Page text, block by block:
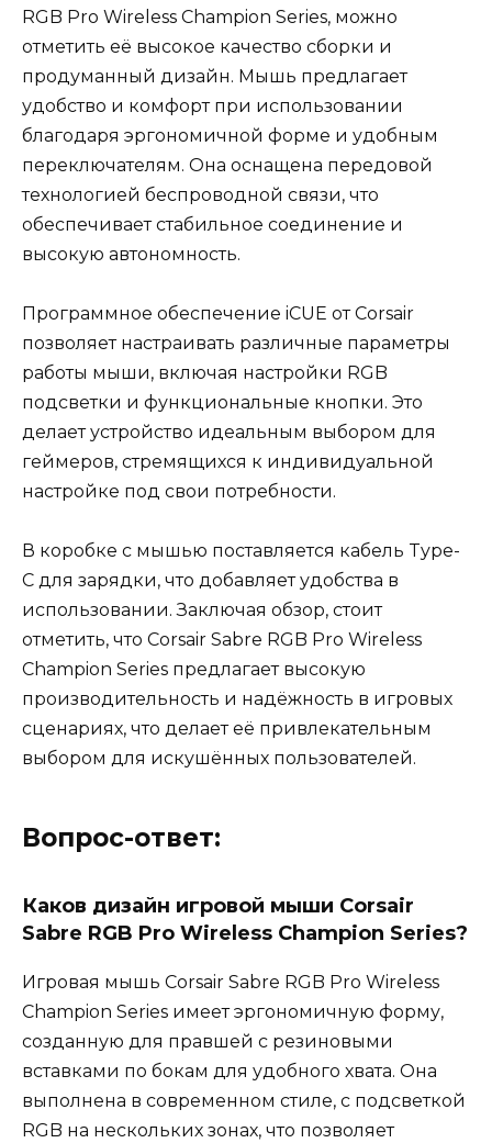
RGB Pro Wireless Champion Series, можно
отметить её высокое качество сборки и
продуманный дизайн. Мышь предлагает
удобство и комфорт при использовании
благодаря эргономичной форме и удобным
переключателям. Она оснащена передовой
технологией беспроводной связи, что
обеспечивает стабильное соединение и
высокую автономность.
Программное обеспечение iCUE от Corsair
позволяет настраивать различные параметры
работы мыши, включая настройки RGB
подсветки и функциональные кнопки. Это
делает устройство идеальным выбором для
геймеров, стремящихся к индивидуальной
настройке под свои потребности.
В коробке с мышью поставляется кабель Type-
C для зарядки, что добавляет удобства в
использовании. Заключая обзор, стоит
отметить, что Corsair Sabre RGB Pro Wireless
Champion Series предлагает высокую
производительность и надёжность в игровых
сценариях, что делает её привлекательным
выбором для искушённых пользователей.
Вопрос-ответ:
Каков дизайн игровой мыши Corsair
Sabre RGB Pro Wireless Champion Series?
Игровая мышь Corsair Sabre RGB Pro Wireless
Champion Series имеет эргономичную форму,
созданную для правшей с резиновыми
вставками по бокам для удобного хвата. Она
выполнена в современном стиле, с подсветкой
RGB на нескольких зонах, что позволяет